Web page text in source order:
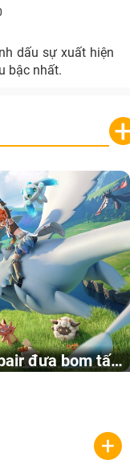
dấu sự xuất hiện
bậc nhất.
đưa bom tấn
ty game Nhật Bản
+